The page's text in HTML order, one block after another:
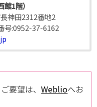
1階）
神田2312番地2
号:0952-37-6162
要望は、Weblioへお